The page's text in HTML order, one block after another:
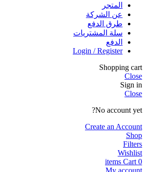
المتجر
عن الشركة
طرق الدفع
سلة المشتريات
الدفع
Login / Register
Shopping cart
Close
Sign in
Close
No account yet?
Create an Account
Shop
Filters
Wishlist
0
items Cart
My account